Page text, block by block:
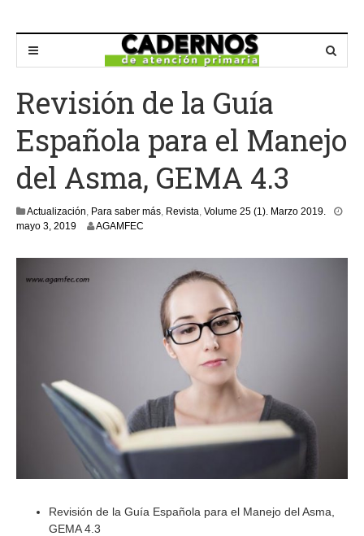
Revisión de la Guía
Española para el Manejo
del Asma, GEMA 4.3
Actualización, Para saber más, Revista, Volume 25 (1). Marzo 2019.
mayo 3, 2019m
3
AGAMFEC
Revisión de la Guía Española para el Manejo del Asma,
GEMA 4.3